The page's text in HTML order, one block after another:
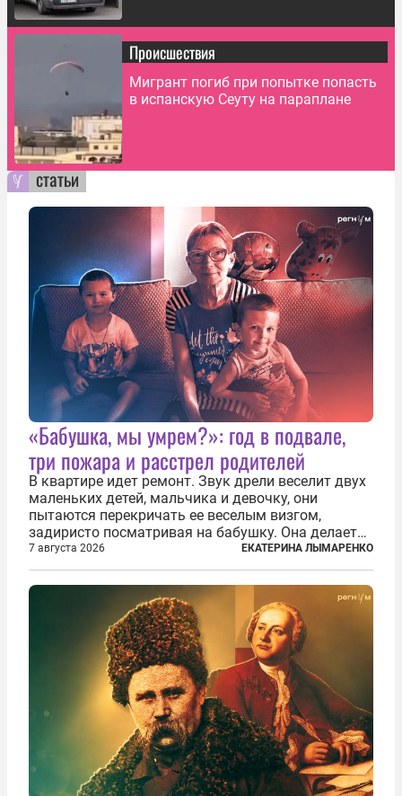
Происшествия
Мигрант погиб при попытке попасть
в испанскую Сеуту на параплане
статьи
«Бабушка, мы умрем?»: год в подвале,
три пожара и расстрел родителей
В квартире идет ремонт. Звук дрели веселит двух
маленьких детей, мальчика и девочку, они
пытаются перекричать ее веселым визгом,
задиристо посматривая на бабушку. Она делает
им замечание, но внуки чувствуют, что она
сердится невсерьез. И это правда: дрель, конечно,
сверлит противно, но всё...
7 августа 2026 ЕКАТЕРИНА ЛЫМАРЕНКО